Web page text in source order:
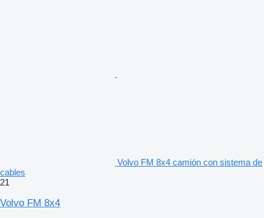
Volvo FM 8x4 camión con sistema de
cables
21
Volvo FM 8x4